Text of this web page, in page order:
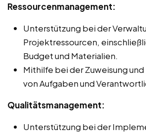
Ressourcenmanagement:
Unterstützung bei der
Projektressourcen,
Budget und Materialien.
Mithilfe bei der Zuweisung
von Aufgaben und
Qualitätsmanagement:
Unterstützung bei der